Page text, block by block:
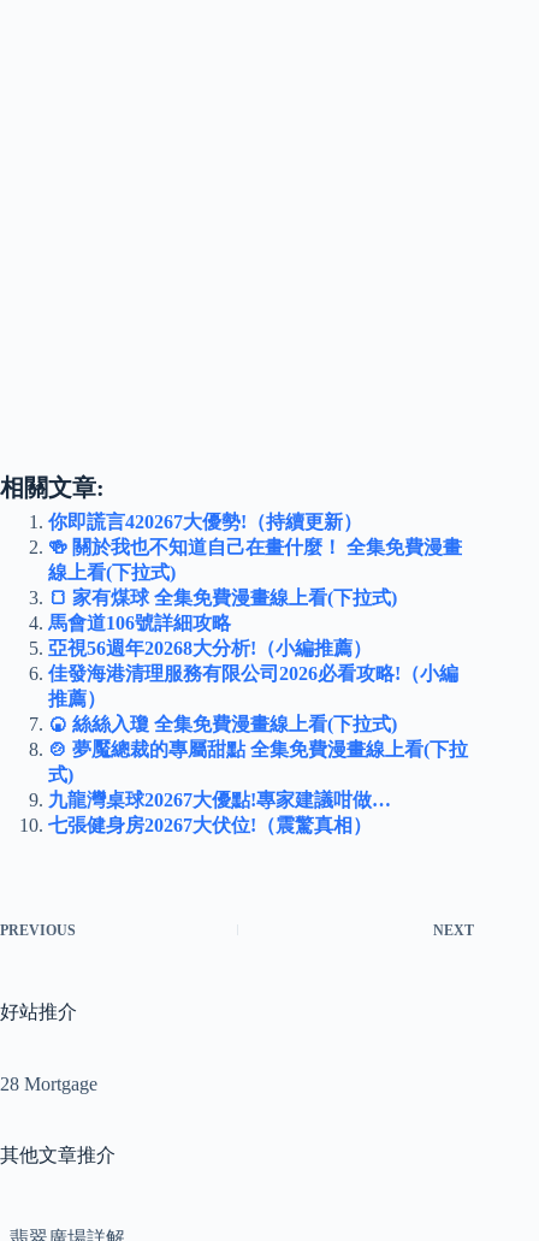
相關文章:
你即謊言420267大優勢!（持續更新）
🍻 關於我也不知道自己在畫什麼！ 全集免費漫畫
線上看(下拉式)
🍞 家有煤球 全集免費漫畫線上看(下拉式)
馬會道106號詳細攻略
亞視56週年20268大分析!（小編推薦）
佳發海港清理服務有限公司2026必看攻略!（小編
推薦）
🍘 絲絲入瓊 全集免費漫畫線上看(下拉式)
🍲 夢魘總裁的專屬甜點 全集免費漫畫線上看(下拉
式)
九龍灣桌球20267大優點!專家建議咁做…
七張健身房20267大伏位!（震驚真相）
PREVIOUS NEXT
好站推介
28 Mortgage
其他文章推介